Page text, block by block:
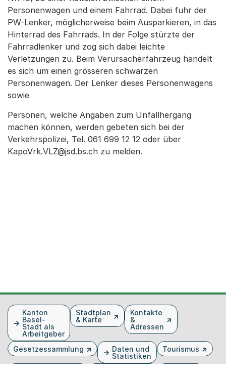
Personenwagen und einem Fahrrad. Dabei fuhr der
PW-Lenker, möglicherweise beim Ausparkieren, in das
Hinterrad des Fahrrads. In der Folge stürzte der
Fahrradlenker und zog sich dabei leichte
Verletzungen zu. Beim Verursacherfahrzeug handelt
es sich um einen grösseren schwarzen
Personenwagen. Der Lenker dieses Personenwagens
sowie
Personen, welche Angaben zum Unfallhergang
machen können, werden gebeten sich bei der
Verkehrspolizei, Tel. 061 699 12 12 oder über
KapoVrk.VLZ@jsd.bs.ch zu melden.
FusszeileKanton
Basel-
Stadt als
Arbeitgeber
Stadtplan
& Karte
Kontakte
&
Adressen
Gesetzessammlung
Daten und
Statistiken
Tourismus